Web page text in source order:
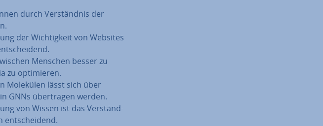
durch Ver­ständ­nis der
der Wich­tig­keit von Websites
Menschen besser zu
zu op­ti­mie­ren.
Molekülen lässt sich über
GNNs über­tra­gen werden.
von Wissen ist das Ver­ständ­
ent­schei­dend.